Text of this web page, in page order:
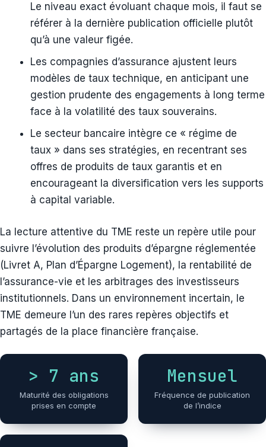
Le niveau exact évoluant chaque mois, il faut se
référer à la dernière publication officielle plutôt
qu’à une valeur figée.
Les compagnies d’assurance ajustent leurs
modèles de taux technique, en anticipant une
gestion prudente des engagements à long terme
face à la volatilité des taux souverains.
Le secteur bancaire intègre ce « régime de
taux » dans ses stratégies, en recentrant ses
offres de produits de taux garantis et en
encourageant la diversification vers les supports
à capital variable.
La lecture attentive du TME reste un repère utile pour
suivre l’évolution des produits d’épargne réglementée
(Livret A, Plan d’Épargne Logement), la rentabilité de
l’assurance-vie et les arbitrages des investisseurs
institutionnels. Dans un environnement incertain, le
TME demeure l’un des rares repères objectifs et
partagés de la place financière française.
> 7 ans
Maturité des obligations
prises en compte
Mensuel
Fréquence de publication
de l’indice